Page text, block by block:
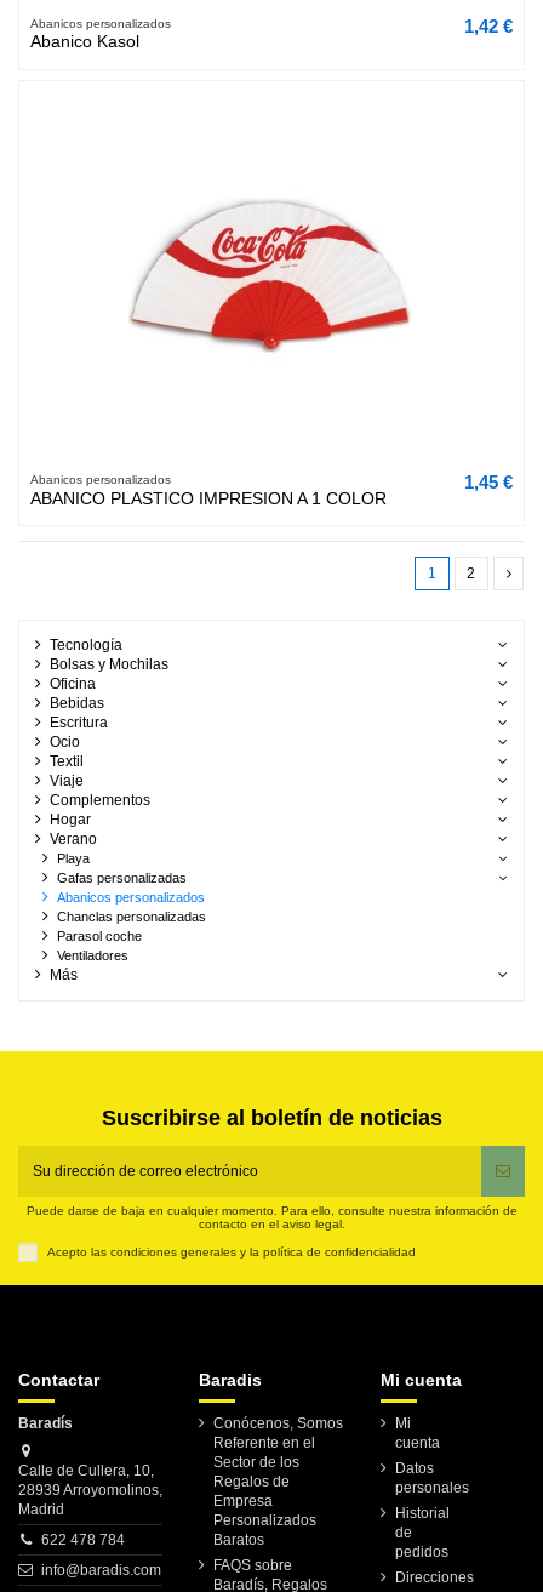
Abanicos personalizados
Abanico Kasol
1,42 €
Abanicos personalizados
ABANICO PLASTICO IMPRESION A 1 COLOR
1,45 €
1 2
Tecnología
Bolsas y Mochilas
Oficina
Bebidas
Escritura
Ocio
Textil
Viaje
Complementos
Hogar
Verano
Playa
Gafas personalizadas
Abanicos personalizados
Chanclas personalizadas
Parasol coche
Ventiladores
Más
Suscribirse al boletín de noticias
Puede darse de baja en cualquier momento. Para ello, consulte nuestra información de
contacto en el aviso legal.
Acepto las condiciones generales y la política de confidencialidad
Contactar
Baradís
Calle de Cullera, 10,
28939 Arroyomolinos,
Madrid
622 478 784
info@baradis.com
Baradis
Conócenos, Somos
Referente en el
Sector de los
Regalos de
Empresa
Personalizados
Baratos
FAQS sobre
Baradís, Regalos
Mi cuenta
Mi
cuenta
Datos
personales
Historial
de
pedidos
Direcciones